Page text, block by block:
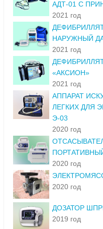
АДТ-01 С
2021 год
НАРУЖНЫЙ
2021 год
«АКСИОН»
2021 год
АППАРАТ
ЛЕГКИХ ДЛЯ
Э-03
2020 год
2020 год
2020 год
ДОЗАТОР
2019 год